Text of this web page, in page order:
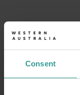
Consent
<p>在穿越西澳大利
旅行故事
<p>准备好探索了？
行程规划工具
开始规划